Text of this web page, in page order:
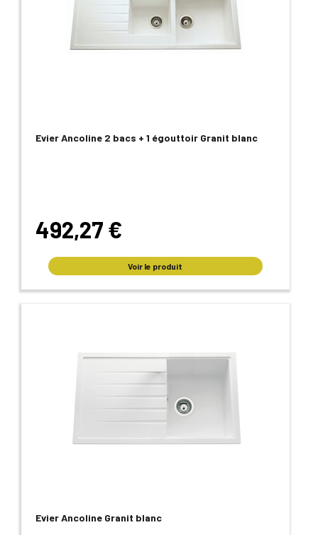
Evier Ancoline 2 bacs + 1 égouttoir Granit blanc
492,27 €
Voir le produit
Evier Ancoline Granit blanc